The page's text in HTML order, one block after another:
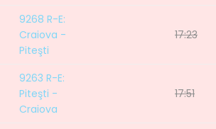
9268 R-E:
Craiova -
Piteşti
17:23
9263 R-E:
Piteşti -
Craiova
17:51